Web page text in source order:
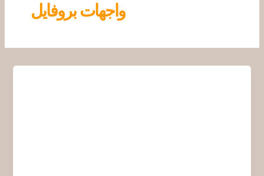
واجهات بروفايل